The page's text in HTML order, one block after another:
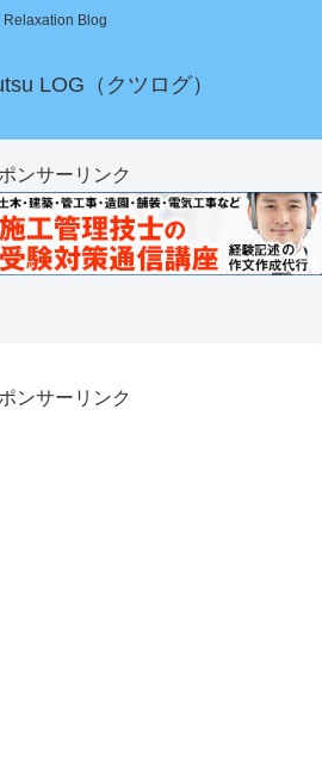
Relaxation Blog
LOG（クツログ）
ンサーリンク
ンサーリンク